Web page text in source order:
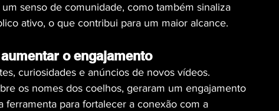
senso de comunidade, como também sinaliza
ativo, o que contribui para um maior alcance.
o engajamento
curiosidades e anúncios de novos vídeos.
os nomes dos coelhos, geraram um engajamento
para fortalecer a conexão com a